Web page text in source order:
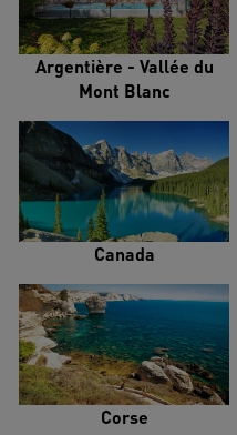
Argentière - Vallée du
Mont Blanc
Canada
Corse